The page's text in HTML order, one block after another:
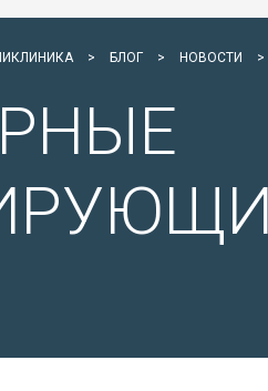
> БЛОГ > НОВОСТИ >